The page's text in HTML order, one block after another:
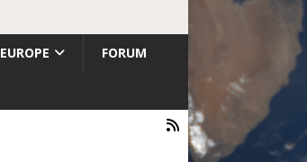
EUROPE FORUM